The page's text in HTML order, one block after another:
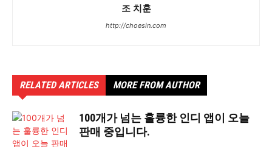
조 치훈
http://choesin.com
RELATED ARTICLES MORE FROM AUTHOR
100개가 넘는 훌륭한 인디 앱이 오늘
판매 중입니다.